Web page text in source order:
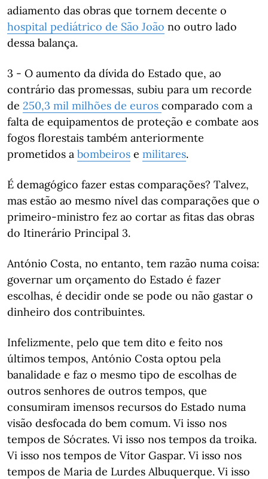
adiamento das obras que tornem decente o
hospital pediátrico de São João no outro lado
dessa balança.
3 - O aumento da dívida do Estado que, ao
contrário das promessas, subiu para um recorde
de 250,3 mil milhões de euros comparado com a
falta de equipamentos de proteção e combate aos
fogos florestais também anteriormente
prometidos a bombeiros e militares.
É demagógico fazer estas comparações? Talvez,
mas estão ao mesmo nível das comparações que o
primeiro-ministro fez ao cortar as fitas das obras
do Itinerário Principal 3.
António Costa, no entanto, tem razão numa coisa:
governar um orçamento do Estado é fazer
escolhas, é decidir onde se pode ou não gastar o
dinheiro dos contribuintes.
Infelizmente, pelo que tem dito e feito nos
últimos tempos, António Costa optou pela
banalidade e faz o mesmo tipo de escolhas de
outros senhores de outros tempos, que
consumiram imensos recursos do Estado numa
visão desfocada do bem comum. Vi isso nos
tempos de Sócrates. Vi isso nos tempos da troika.
Vi isso nos tempos de Vítor Gaspar. Vi isso nos
tempos de Maria de Lurdes Albuquerque. Vi isso